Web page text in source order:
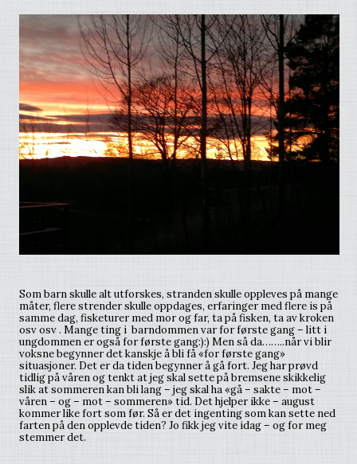
Som barn skulle alt utforskes, stranden skulle oppleves på mange
måter, flere strender skulle oppdages, erfaringer med flere is på
samme dag, fisketurer med mor og far, ta på fisken, ta av kroken
osv osv . Mange ting i barndommen var for første gang – litt i
ungdommen er også for første gang:):) Men så da……..når vi blir
voksne begynner det kanskje å bli få «for første gang»
situasjoner. Det er da tiden begynner å gå fort. Jeg har prøvd
tidlig på våren og tenkt at jeg skal sette på bremsene skikkelig
slik at sommeren kan bli lang – jeg skal ha «gå – sakte – mot –
våren – og – mot – sommeren» tid. Det hjelper ikke – august
kommer like fort som før. Så er det ingenting som kan sette ned
farten på den opplevde tiden? Jo fikk jeg vite idag – og for meg
stemmer det.